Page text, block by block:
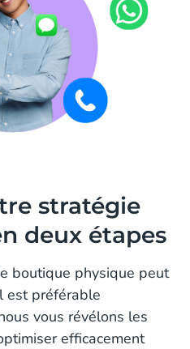
stratégie
deux étapes
boutique physique peut
est préférable
vous révélons les
efficacement